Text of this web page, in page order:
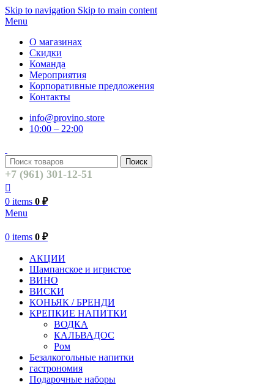
Skip to navigation Skip to main content
Menu
О магазинах
Скидки
Команда
Мероприятия
Корпоративные предложения
Контакты
info@provino.store
10:00 – 22:00
Поиск
+7 (961) 301-12-51
0 items 0 ₽
Menu
0 items 0 ₽
АКЦИИ
Шампанское и игристое
ВИНО
ВИСКИ
КОНЬЯК / БРЕНДИ
КРЕПКИЕ НАПИТКИ
ВОДКА
КАЛЬВАДОС
Ром
Безалкогольные напитки
гастрономия
Подарочные наборы